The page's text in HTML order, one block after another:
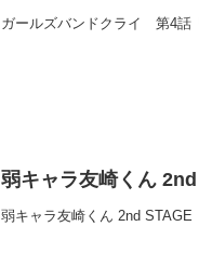
ガールズバンドクライ 第4話
弱キャラ友崎くん
弱キャラ友崎くん 2nd